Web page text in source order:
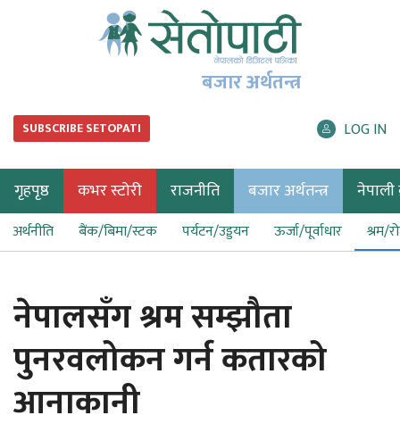
बजार अर्थतन्त्र
SUBSCRIBE SETOPATI LOG IN
गृहपृष्ठ कभर स्टोरी राजनीति बजार अर्थतन्त्र नेपाली
अर्थनीति बैंक/बिमा/स्टक पर्यटन/उड्डयन ऊर्जा/पूर्वाधार श्रम/
नेपालसँग श्रम सम्झौता
पुनरवलोकन गर्न कतारको
आनाकानी